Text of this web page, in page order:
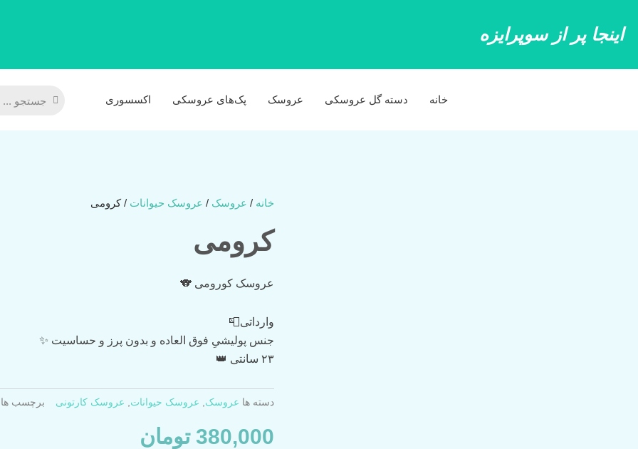
محتوا
اینجا پر از سوپرایزه
خانه دسته گل عروسکی عروسک‌ پک‌های عروسکی اکسسوری
خانه / عروسک‌ / عروسک حیوانات / کرومی
کرومی
عروسک کورومی 🐨
وارداتی📮
جنس پولیشیِ فوق العاده و بدون پرز و حساسیت ✨
۲۳ سانتی 👑
دسته ها عروسک‌, عروسک حیوانات, عروسک کارتونی برچسب ها
380,000 تومان